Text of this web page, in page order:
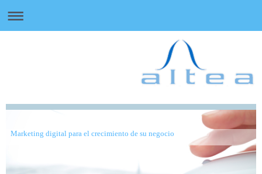
Marketing digital para el crecimiento de su negocio